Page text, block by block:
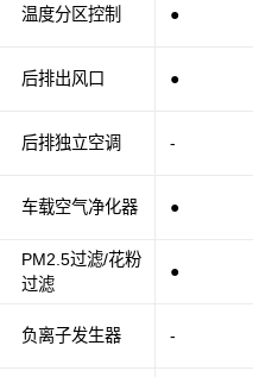
温度分区控制
后排出风口
后排独立空调
车载空气净化器
PM2.5过滤/花粉
过滤
负离子发生器
●
●
-
●
●
-